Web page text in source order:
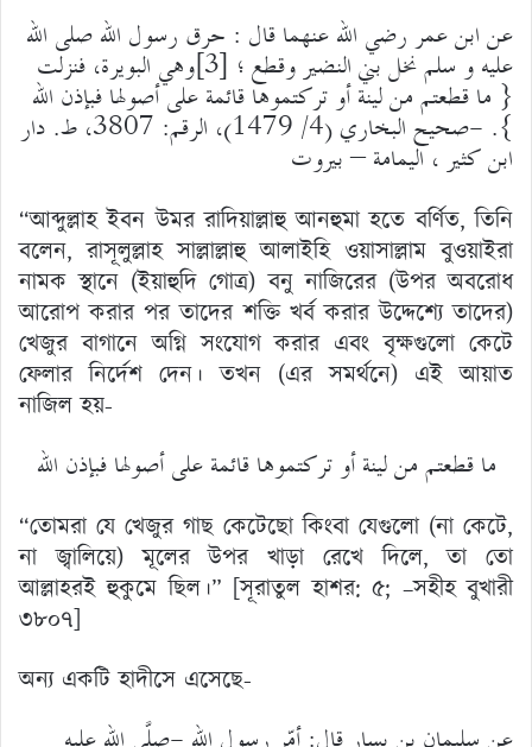
عن ابن عمر رضي الله عنهما قال : حرق رسول الله صلى الله
عليه و سلم نخل بني النضير وقطع ؛ [3]وهي البويرة، فنزلت
{ ما قطعتم من لينة أو تركتموها قائمة على أصولها فبإذن الله
}. -صحيح البخاري (4/ 1479)، الرقم: 3807، ط. دار
ابن كثير ، اليمامة – بيروت
“আব্দুল্লাহ ইবন উমর রাদিয়াল্লাহু আনহুমা হতে বর্ণিত, তিনি
বলেন, রাসূলুল্লাহ সাল্লাল্লাহু আলাইহি ওয়াসাল্লাম বুওয়াইরা
নামক স্থানে (ইয়াহুদি গোত্র) বনু নাজিরের (উপর অবরোধ
আরোপ করার পর তাদের শক্তি খর্ব করার উদ্দেশ্যে তাদের)
খেজুর বাগানে অগ্নি সংযোগ করার এবং বৃক্ষগুলো কেটে
ফেলার নির্দেশ দেন। তখন (এর সমর্থনে) এই আয়াত
নাজিল হয়-
ما قطعتم من لينة أو تركتموها قائمة على أصولها فبإذن الله
“তোমরা যে খেজুর গাছ কেটেছো কিংবা যেগুলো (না কেটে,
না জ্বালিয়ে) মূলের উপর খাড়া রেখে দিলে, তা তো
আল্লাহরই হুকুমে ছিল।” [সূরাতুল হাশর: ৫; –সহীহ বুখারী
৩৮০৭]
অন্য একটি হাদীসে এসেছে-